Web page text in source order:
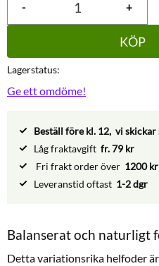
+
-
KÖP
Lagerstatus
Ge ett omdöme!
Beställ före kl. 12, vi skickar
Låg fraktavgift fr. 79 kr
Fri frakt order över 1200 kr
Leveranstid oftast 1-2 dgr
Balanserat och naturligt
Detta variationsrika helfoder